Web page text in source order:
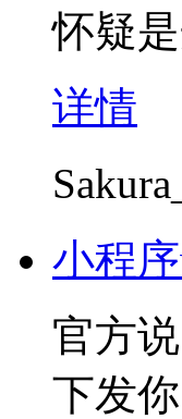
怀疑
详情
小程
官方
下发你